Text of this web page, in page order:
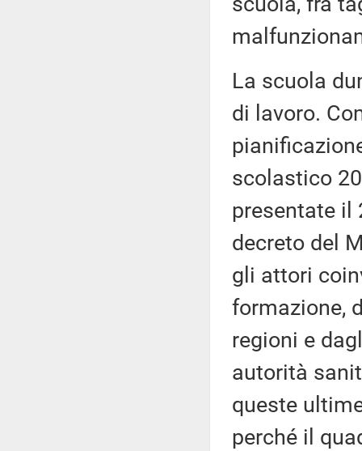
La scuola
di lavoro.
scolastico
presentate il
decreto del
gli attori
formazione,
regioni e
autorità
queste
perché il